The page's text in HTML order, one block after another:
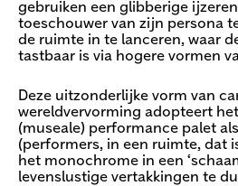
gebruiken een glibberige
toeschouwer van zijn persona
de ruimte in te lanceren, waar
tastbaar is via hogere vormen
Deze uitzonderlijke vorm van
wereldvervorming adopteert
(museale) performance palet
(performers, in een ruimte, dat
het monochrome in een
levenslustige vertakkingen te